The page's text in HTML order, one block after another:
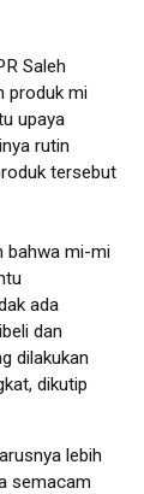
Saleh
produk mi
upaya
rutin
tersebut
bahwa mi-mi
ada
dan
dilakukan
dikutip
lebih
semacam